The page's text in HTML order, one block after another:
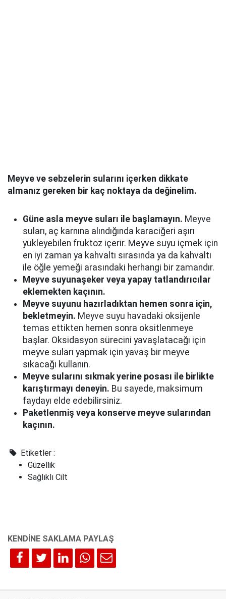
Meyve ve sebzelerin sularını içerken dikkate
almanız gereken bir kaç noktaya da değinelim.
Güne asla meyve suları ile başlamayın. Meyve
suları, aç karnına alındığında karaciğeri aşırı
yükleyebilen fruktoz içerir. Meyve suyu içmek için
en iyi zaman ya kahvaltı sırasında ya da kahvaltı
ile öğle yemeği arasındaki herhangi bir zamandır.
Meyve suyunaşeker veya yapay tatlandırıcılar
eklemekten kaçının.
Meyve suyunu hazırladıktan hemen sonra için,
bekletmeyin. Meyve suyu havadaki oksijenle
temas ettikten hemen sonra oksitlenmeye
başlar. Oksidasyon sürecini yavaşlatacağı için
meyve suları yapmak için yavaş bir meyve
sıkacağı kullanın.
Meyve sularını sıkmak yerine posası ile birlikte
karıştırmayı deneyin. Bu sayede, maksimum
faydayı elde edebilirsiniz.
Paketlenmiş veya konserve meyve sularından
kaçının.
Etiketler :
Güzellik
Sağlıklı Cilt